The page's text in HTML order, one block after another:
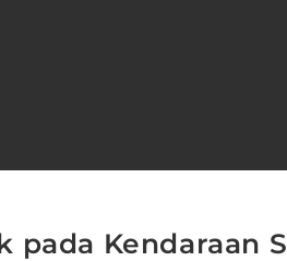
pada Kendaraan